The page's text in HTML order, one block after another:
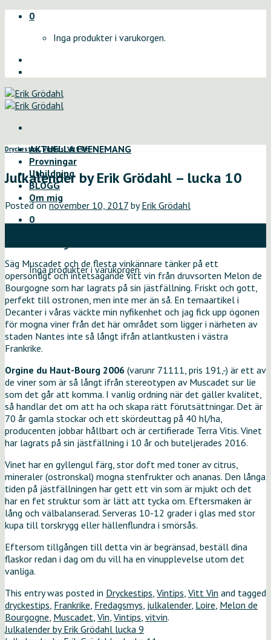
Skip
0
Inga produkter i varukorgen.
AKTUELLA EVENEMANG
Provningar
Utbildning
BLOGG
Om mig
0
Inga produkter i varukorgen.
Dryckestips,Vintips Vitt Vin
Julkalender by Erik Grödahl – lucka 10
Posted onnovember 10, 2017 byErik Grödahl
Säg Muscadet och de flesta vinkännare tänker på ett
opersonligt och intetsägande vitt vin från druvsorten Melon de
Bourgogne som har lagrats på sin jästfällning. Friskt och gott,
perfekt till ostronen, men inte mer än så. En temaartikel i
Decanter i våras väckte min nyfikenhet och jag fick upp ögonen
för mogna viner från det här området som ligger i närheten av
staden Nantes inte så långt ifrån atlantkusten i västra
Frankrike.
Orgine du Haut-Bourg 2006 (varunr 71111, pris 191,-) är ett av
de viner som är så långt ifrån stereotypen av Muscadet sur lie
som det går att komma. I vanlig ordning när det gäller kvalitet,
så handlar det om att ha och skapa rätt förutsättningar. Det är
70 år gamla stockar och ett skördeuttag på 40 hl/ha,
producenten jobbar hållbart och är certifierade Terra Vitis. Vinet
har lagrats på sin jästfällning i 10 år och buteljerades 2016.
Vinet har en gyllengul färg, stor doft med toner av citrus,
mineraler (ostronskal) mogna stenfrukter och ananas. Den långa
tiden på jästfällningen har gett ett vin som är mjukt och det
har en fet struktur som är lätt att tycka om. Eftersmaken är
lång och välbalanserad. Serveras 10-12 grader i glas med stor
kupa till torskrygg eller hällenflundra i smörsås.
Eftersom tillgången till detta vin är begränsad, beställ dina
flaskor redan i dag om du vill ha en vinupplevelse utom det
vanliga.
This entry was posted in Dryckestips Vintips Vitt Vin and tagged
dryckestips Frankrike Fredagsmys julkalender, Loire Melon de
Bourgogne Muscadet Vin Vintips vitvin.
Julkalender by Erik Grödahl lucka 9